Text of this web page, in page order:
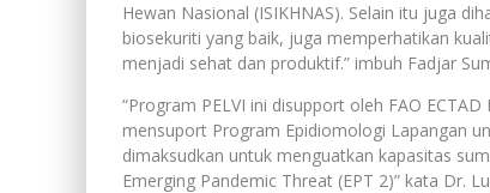
Hewan Nasional (ISIKHNAS). Selain itu juga
biosekuriti yang baik, juga memperhatikan
menjadi sehat dan produktif.” imbuh Fadjar
“Program PELVI ini disupport oleh FAO
mensuport Program Epidiomologi Lapangan
dimaksudkan untuk menguatkan kapasitas
Emerging Pandemic Threat (EPT 2)” kata Dr.